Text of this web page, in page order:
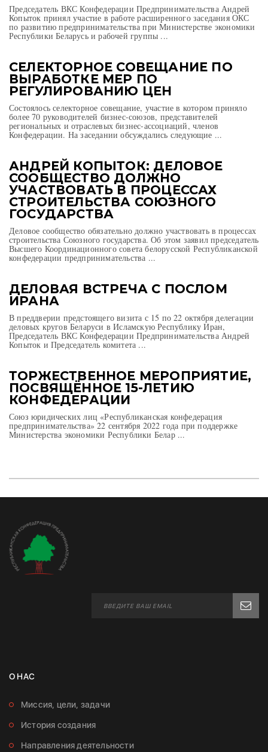
Председатель ВКС Конфедерации Предпринимательства Андрей
Копыток принял участие в работе расширенного заседания ОКС
по развитию предпринимательства при Министерстве экономики
Республики Беларусь и рабочей группы ...
СЕЛЕКТОРНОЕ СОВЕЩАНИЕ ПО
ВЫРАБОТКЕ МЕР ПО
РЕГУЛИРОВАНИЮ ЦЕН
Состоялось селекторное совещание, участие в котором приняло
более 70 руководителей бизнес-союзов, представителей
региональных и отраслевых бизнес-ассоциаций, членов
Конфедерации. На заседании обсуждались следующие ...
АНДРЕЙ КОПЫТОК: ДЕЛОВОЕ
СООБЩЕСТВО ДОЛЖНО
УЧАСТВОВАТЬ В ПРОЦЕССАХ
СТРОИТЕЛЬСТВА СОЮЗНОГО
ГОСУДАРСТВА
Деловое сообщество обязательно должно участвовать в процессах
строительства Союзного государства. Об этом заявил председатель
Высшего Координационного совета белорусской Республиканской
конфедерации предпринимательства ...
ДЕЛОВАЯ ВСТРЕЧА С ПОСЛОМ
ИРАНА
В преддверии предстоящего визита с 15 по 22 октября делегации
деловых кругов Беларуси в Исламскую Республику Иран,
Председатель ВКС Конфедерации Предпринимательства Андрей
Копыток и Председатель комитета ...
ТОРЖЕСТВЕННОЕ МЕРОПРИЯТИЕ,
ПОСВЯЩЁННОЕ 15-ЛЕТИЮ
КОНФЕДЕРАЦИИ
Союз юридических лиц «Республиканская конфедерация
предпринимательства» 22 сентября 2022 года при поддержке
Министерства экономики Республики Белар ...
О НАС
Миссия, цели, задачи
История создания
Направления деятельности